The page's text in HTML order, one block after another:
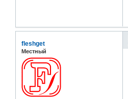
fleshget
Местный